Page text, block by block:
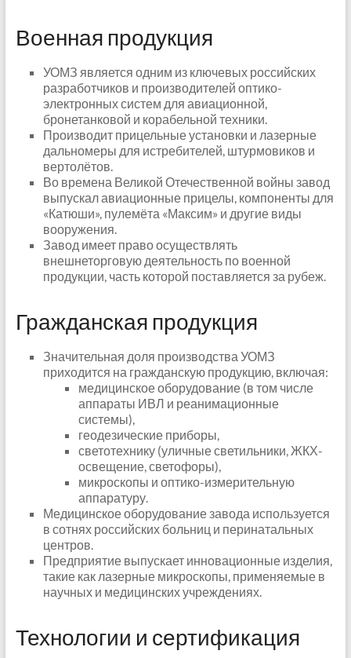
Военная продукция
УОМЗ является одним из ключевых российских
разработчиков и производителей оптико-
электронных систем для авиационной,
бронетанковой и корабельной техники.
Производит прицельные установки и лазерные
дальномеры для истребителей, штурмовиков и
вертолётов.
Во времена Великой Отечественной войны завод
выпускал авиационные прицелы, компоненты для
«Катюши», пулемёта «Максим» и другие виды
вооружения.
Завод имеет право осуществлять
внешнеторговую деятельность по военной
продукции, часть которой поставляется за рубеж.
Гражданская продукция
Значительная доля производства УОМЗ
приходится на гражданскую продукцию, включая:
медицинское оборудование (в том числе
аппараты ИВЛ и реанимационные
системы),
геодезические приборы,
светотехнику (уличные светильники, ЖКХ-
освещение, светофоры),
микроскопы и оптико-измерительную
аппаратуру.
Медицинское оборудование завода используется
в сотнях российских больниц и перинатальных
центров.
Предприятие выпускает инновационные изделия,
такие как лазерные микроскопы, применяемые в
научных и медицинских учреждениях.
Технологии и сертификация